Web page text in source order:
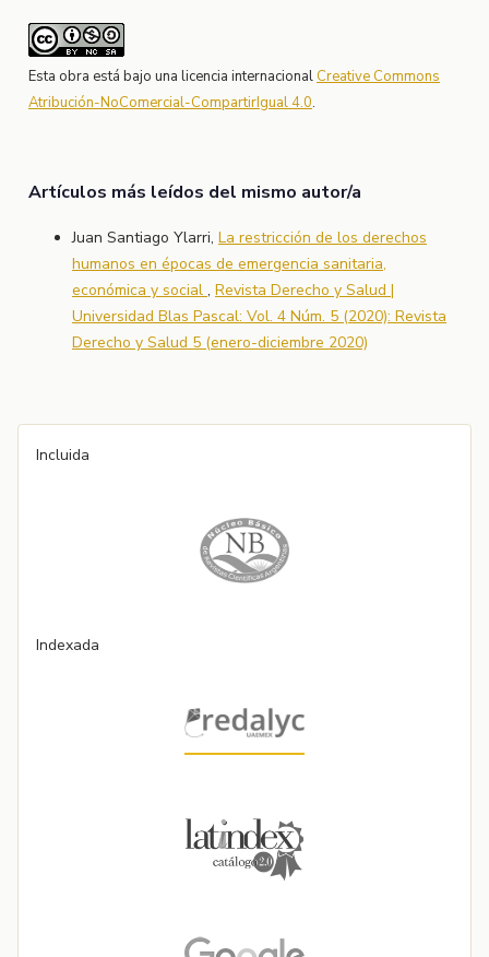
Esta obra está bajo una licencia internacional Creative Commons
Atribución-NoComercial-CompartirIgual 4.0.
Artículos más leídos del mismo autor/a
Juan Santiago Ylarri, La restricción de los derechos
humanos en épocas de emergencia sanitaria,
económica y social , Revista Derecho y Salud |
Universidad Blas Pascal: Vol. 4 Núm. 5 (2020): Revista
Derecho y Salud 5 (enero-diciembre 2020)
Incluida
Indexada